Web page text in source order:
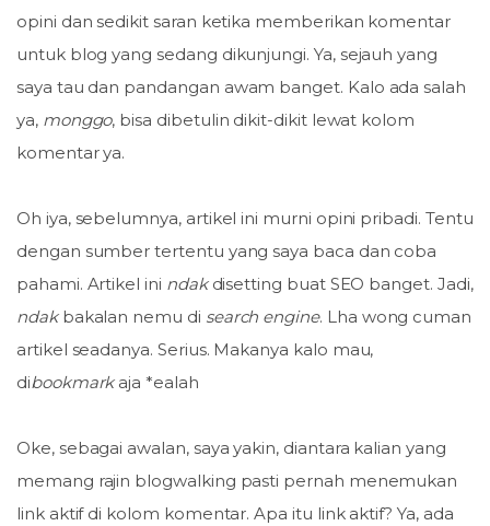
opini dan sedikit saran ketika memberikan komentar
untuk blog yang sedang dikunjungi. Ya, sejauh yang
saya tau dan pandangan awam banget. Kalo ada salah
ya, monggo, bisa dibetulin dikit-dikit lewat kolom
komentar ya.
Oh iya, sebelumnya, artikel ini murni opini pribadi. Tentu
dengan sumber tertentu yang saya baca dan coba
pahami. Artikel ini ndakdisetting buat SEO banget. Jadi,
ndakbakalan nemu di search engine. Lha wong cuman
artikel seadanya. Serius. Makanya kalo mau,
dibookmarkaja *ealah
Oke, sebagai awalan, saya yakin, diantara kalian yang
memang rajin blogwalking pasti pernah menemukan
link aktif di kolom komentar. Apa itu link aktif? Ya, ada